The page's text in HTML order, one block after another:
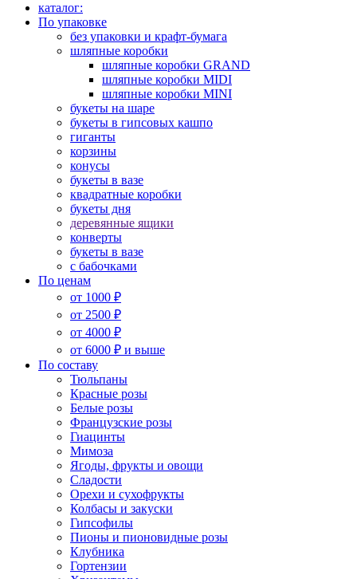
каталог:
По упаковке
без упаковки и крафт-бумага
шляпные коробки
шляпные коробки GRAND
шляпные коробки MIDI
шляпные коробки MINI
букеты на шаре
букеты в гипсовых кашпо
гиганты
корзины
конусы
букеты в вазе
квадратные коробки
букеты дня
деревянные ящики
конверты
букеты в вазе
с бабочками
По ценам
от 1000 ₽
от 2500 ₽
от 4000 ₽
от 6000 ₽ и выше
По составу
Тюльпаны
Красные розы
Белые розы
Французские розы
Гиацинты
Мимоза
Ягоды, фрукты и овощи
Сладости
Орехи и сухофрукты
Колбасы и закуски
Гипсофилы
Пионы и пионовидные розы
Клубника
Гортензии